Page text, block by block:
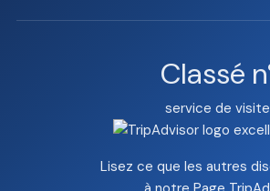
Classé
service de
Lisez ce que les autres